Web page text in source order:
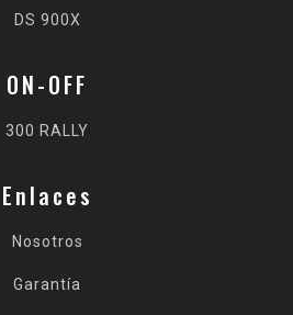
DS 900X
ON-OFF
300 RALLY
Enlaces
Nosotros
Garantía